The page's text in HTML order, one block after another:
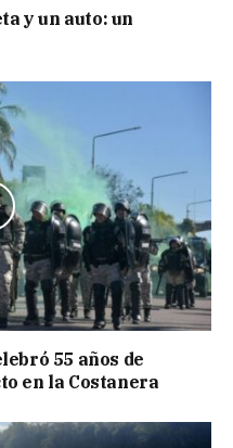
y un auto: un
55 años de
en la Costanera